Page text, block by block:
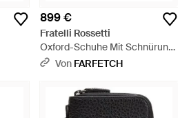
899 €
Fratelli Rossetti
Oxford-Schuhe Mit Schnürung
- Braun
Von FARFETCH